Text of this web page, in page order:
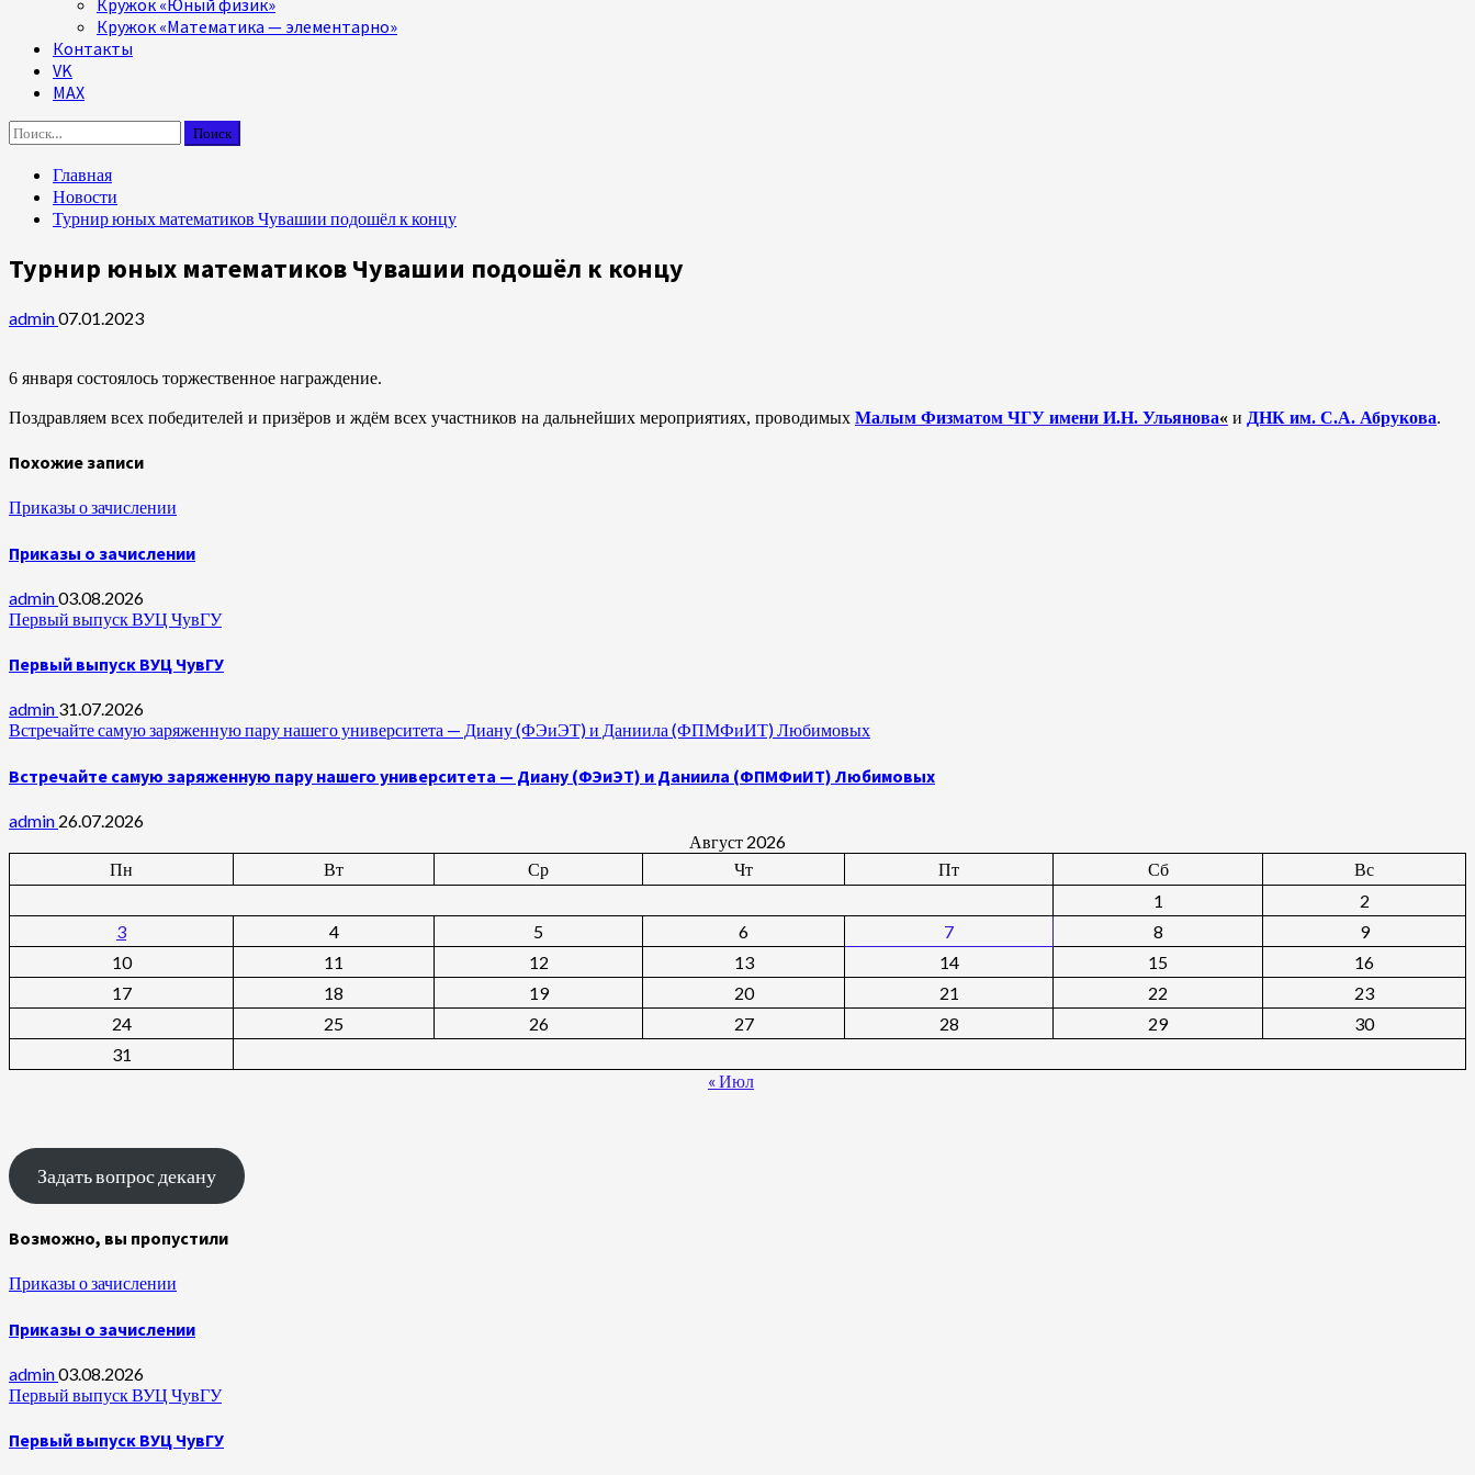
Кружок «Юный физик»
Кружок «Математика — элементарно»
Контакты
VK
MAX
Найти:
Главная
Новости
Турнир юных математиков Чувашии подошёл к концу
Турнир юных математиков Чувашии подошёл к концу
admin07.01.2023
6 января состоялось торжественное награждение.
Поздравляем всех победителей и призёров и ждём всех участников на дальнейших мероприятиях, проводимых Малым Физматом ЧГУ имени И.Н. Ульянова« и ДНК им. С.А. Абрукова.
Похожие записи
Приказы о зачислении
Приказы о зачислении
admin03.08.2026
Первый выпуск ВУЦ ЧувГУ
Первый выпуск ВУЦ ЧувГУ
admin 31.07.2026
Встречайте самую заряженную пару нашего университета — Диану (ФЭиЭТ) и Даниила (ФПМФиИТ) Любимовых
Встречайте самую заряженную пару нашего университета — Диану (ФЭиЭТ) и Даниила (ФПМФиИТ) Любимовых
admin 26.07.2026
Август 2026
Пн
Вт Ср Чт Пт Сб
Вс
1
2
3
4 5 6 7 8
9
10
11 12 13 14 15
16
17
18 19 20 21 22
23
24
25 26 27 28 29
30
31
« Июл
Задать вопрос декану
Возможно, вы пропустили
Приказы о зачислении
Приказы о зачислении
admin03.08.2026
Первый выпуск ВУЦ ЧувГУ
Первый выпуск ВУЦ ЧувГУ